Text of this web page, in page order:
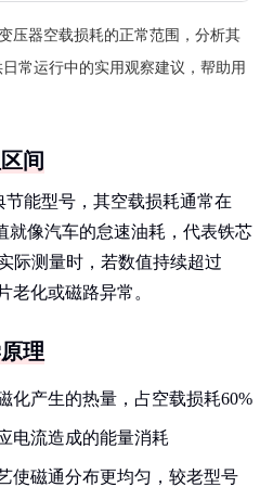
压器空载损耗的正常范围，分析其
常运行中的实用观察建议，帮助用
间
节能型号，其空载损耗通常在
就像汽车的怠速油耗，代表铁芯
际测量时，若数值持续超过
老化或磁路异常。
理
化产生的热量，占空载损耗60%
电流造成的能量消耗
使磁通分布更均匀，较老型号